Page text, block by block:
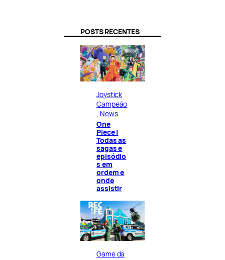
POSTS RECENTES
Joystick
Campeão
News
One
Piece |
Todas as
sagas e
episódio
s em
ordem e
onde
assistir
Game da